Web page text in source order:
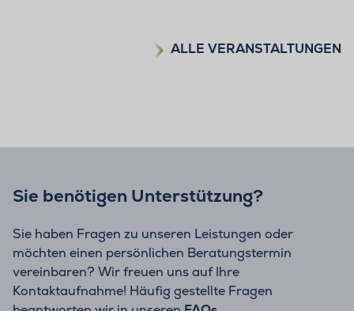
ALLE VERANSTALTUNGEN
Sie benötigen Unterstützung?
Sie haben Fragen zu unseren Leistungen oder
möchten einen persönlichen Beratungstermin
vereinbaren? Wir freuen uns auf Ihre
Kontaktaufnahme! Häufig gestellte Fragen